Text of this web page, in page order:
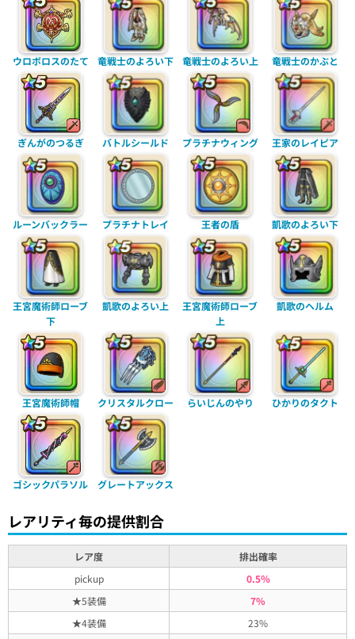
ウロボロスのたて 竜戦士のよろい下 竜戦士のよろい上 竜戦士のかぶと
ぎんがのつるぎ バトルシールド プラチナウィング 王家のレイピア
ルーンバックラー プラチナトレイ 王者の盾 凱歌のよろい下
王宮魔術師ローブ
下
凱歌のよろい上
王宮魔術師ローブ
上
凱歌のヘルム
王宮魔術師帽 クリスタルクロー らいじんのやり ひかりのタクト
ゴシックパラソル グレートアックス
レアリティ毎の提供割合
レア度
排出確率
pickup
0.5％
★5装備
7%
★4装備
23%